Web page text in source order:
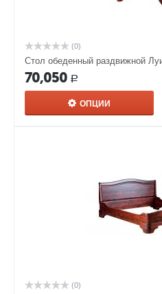
(0)
Стол обеденный раздвижной
70,050 Р
ОПЦИИ
(0)